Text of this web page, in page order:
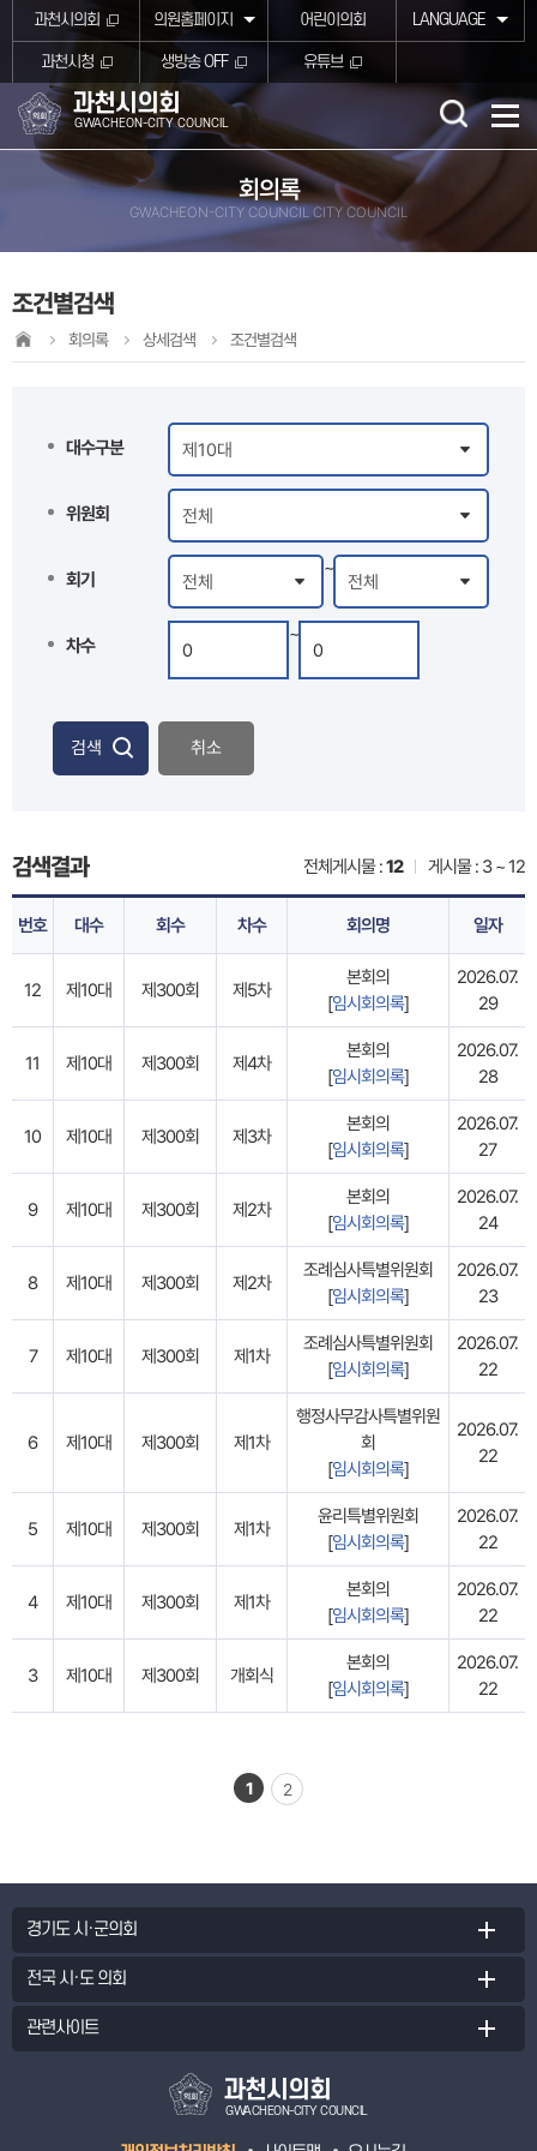
본문바로가기
과천시의회 의원홈페이지 어린이의회 LANGUAGE
과천시청 생방송 OFF 유튜브
과천시의회
GWACHEON-CITY COUNCIL
회의록
GWACHEON-CITY COUNCIL CITY COUNCIL
조건별검색
회의록 상세검색 조건별검색
대수구분
위원회
회기
~
차수
~
검색 취소
검색결과 전체게시물 :12 게시물 : 3 ~ 12
번호 대수 회수 차수 회의명 일자
12 제10대 제300회 제5차
본회의
[임시회의록]
2026.07.
29
11 제10대 제300회 제4차
본회의
[임시회의록]
2026.07.
28
10 제10대 제300회 제3차
본회의
[임시회의록]
2026.07.
27
9 제10대 제300회 제2차
본회의
[임시회의록]
2026.07.
24
8 제10대 제300회 제2차
조례심사특별위원회
[임시회의록]
2026.07.
23
7 제10대 제300회 제1차
조례심사특별위원회
[임시회의록]
2026.07.
22
6 제10대 제300회 제1차
행정사무감사특별위원
회
[임시회의록]
2026.07.
22
5 제10대 제300회 제1차
윤리특별위원회
[임시회의록]
2026.07.
22
4 제10대 제300회 제1차
본회의
[임시회의록]
2026.07.
22
3 제10대 제300회 개회식
본회의
[임시회의록]
2026.07.
22
1 2
경기도 시·군의회
전국 시·도 의회
관련사이트
과천시의회
GWACHEON-CITY COUNCIL